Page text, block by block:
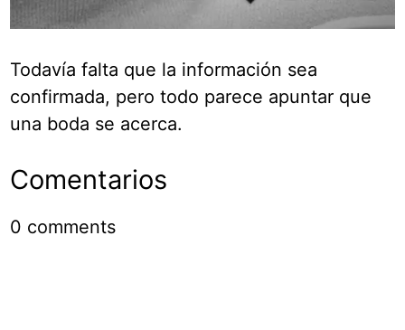
Todavía falta que la información sea
confirmada, pero todo parece apuntar que
una boda se acerca.
Comentarios
0 comments